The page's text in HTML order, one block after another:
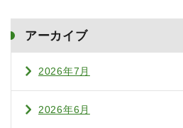
アーカイブ
2026年7月
2026年6月